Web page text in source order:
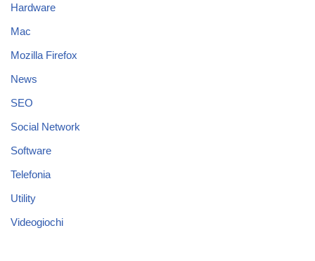
Hardware
Mac
Mozilla Firefox
News
SEO
Social Network
Software
Telefonia
Utility
Videogiochi